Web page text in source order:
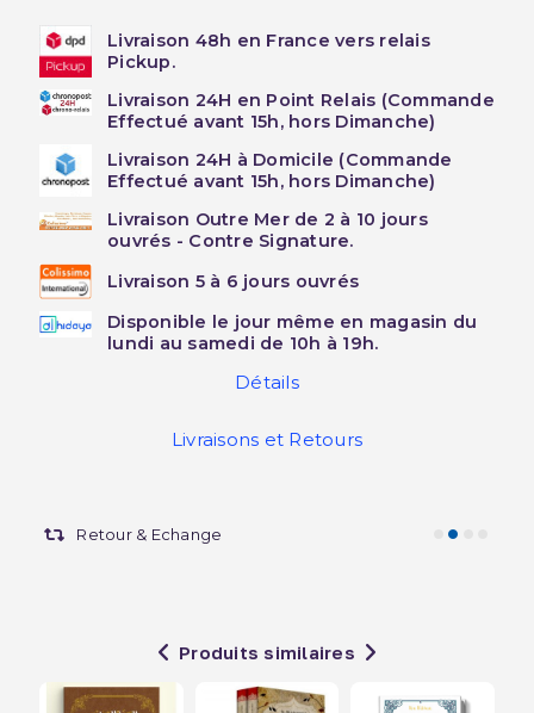
Livraison 48h en France vers relais
Pickup.
Livraison 24H en Point Relais (Commande
Effectué avant 15h, hors Dimanche)
Livraison 24H à Domicile (Commande
Effectué avant 15h, hors Dimanche)
Livraison Outre Mer de 2 à 10 jours
ouvrés - Contre Signature.
Livraison 5 à 6 jours ouvrés
Disponible le jour même en magasin du
lundi au samedi de 10h à 19h.
Détails
Livraisons et Retours
Retour & Echange
Produits similaires